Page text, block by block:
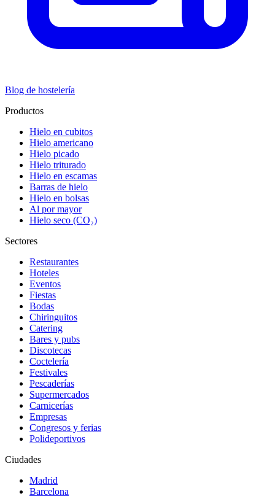
Blog de hostelería
Productos
Hielo en cubitos
Hielo americano
Hielo picado
Hielo triturado
Hielo en escamas
Barras de hielo
Hielo en bolsas
Al por mayor
Hielo seco (CO₂)
Sectores
Restaurantes
Hoteles
Eventos
Fiestas
Bodas
Chiringuitos
Catering
Bares y pubs
Discotecas
Coctelería
Festivales
Pescaderías
Supermercados
Carnicerías
Empresas
Congresos y ferias
Polideportivos
Ciudades
Madrid
Barcelona